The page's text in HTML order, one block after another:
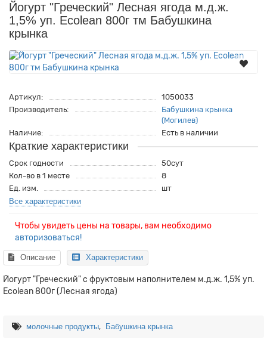
Йогурт "Греческий" Лесная ягода м.д.ж.
1,5% уп. Есоlean 800г тм Бабушкина
крынка
Артикул:
1050033
Производитель:
Бабушкина крынка
(Могилев)
Наличие:
Есть в наличии
Краткие характеристики
Срок годности
50сут
Кол-во в 1 месте
8
Ед. изм.
шт
Все характеристики
Чтобы увидеть цены на товары, вам необходимо
авторизоваться!
Описание Характеристики
Йогурт "Греческий" с фруктовым наполнителем м.д.ж. 1,5% уп.
Есоlean 800г (Лесная ягода)
молочные продукты, Бабушкина крынка